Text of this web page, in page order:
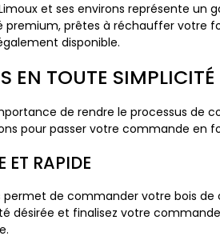
et ses environs représente
premium, prêtes à réchauffer votre
disponible.
EN TOUTE SIMPLICITÉ
de rendre le processus
pour passer votre commande en
ET RAPIDE
de commander votre bois
désirée et finalisez votre